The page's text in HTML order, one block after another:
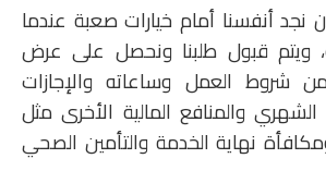
نجد أنفسنا أمام خيارات صعبة عندما
ويتم قبول طلبنا ونحصل على عرض
شروط العمل وساعاته والإجازات
والمنافع المالية الأخرى مثل
نهاية الخدمة والتأمين الصحي